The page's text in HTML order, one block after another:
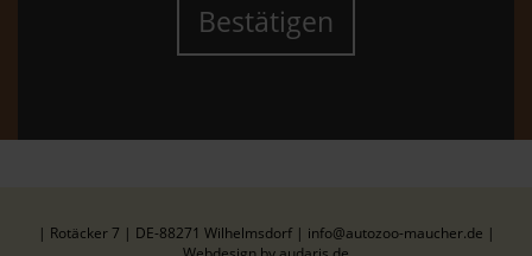
Bestätigen
| Rotäcker 7 | DE-88271 Wilhelmsdorf | info@autozoo-maucher.de |